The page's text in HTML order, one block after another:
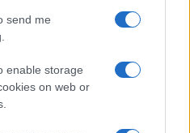
send me
enable storage
on web or